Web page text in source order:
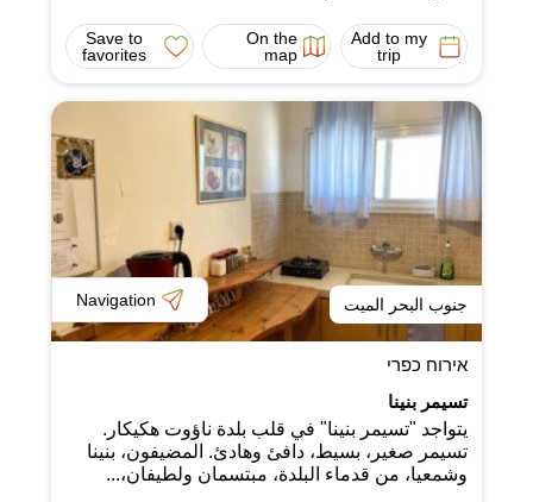
Add to my
trip
On the
map
Save to
favorites
جنوب البحر الميت Navigation
אירוח כפרי
تسيمر بنينا
يتواجد "تسيمر بنينا" في قلب بلدة ناؤوت هكيكار.
تسيمر صغير، بسيط، دافئ وهادئ. المضيفون، بنينا
وشمعيا، من قدماء البلدة، مبتسمان ولطيفان،...